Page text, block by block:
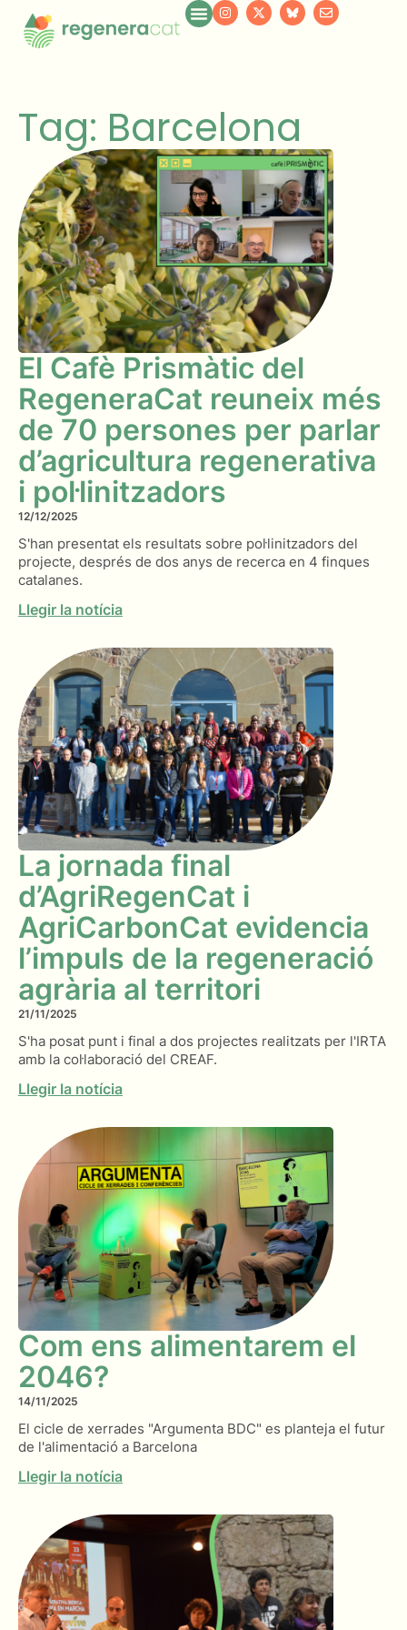
Tag: Barcelona
El Cafè Prismàtic del
RegeneraCat reuneix més
de 70 persones per parlar
d’agricultura regenerativa
i pol·linitzadors
12/12/2025
S'han presentat els resultats sobre pol·linitzadors del
projecte, després de dos anys de recerca en 4 finques
catalanes.
Llegir la notícia
La jornada final
d’AgriRegenCat i
AgriCarbonCat evidencia
l’impuls de la regeneració
agrària al territori
21/11/2025
S'ha posat punt i final a dos projectes realitzats per l'IRTA
amb la col·laboració del CREAF.
Llegir la notícia
Com ens alimentarem el
2046?
14/11/2025
El cicle de xerrades "Argumenta BDC" es planteja el futur
de l'alimentació a Barcelona
Llegir la notícia